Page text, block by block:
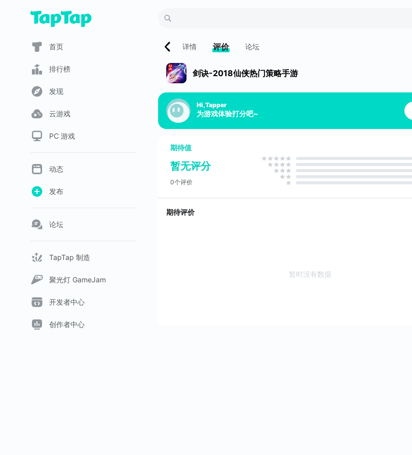
首页
排行榜
发现
云游戏
PC 游戏
动态
发布
论坛
TapTap 制造
聚光灯 GameJam
开发者中心
创作者中心
详情 评价 论坛
剑诀-2018仙侠热门策略手游
Hi,Tapper
为游戏体验打分吧~
期待值
暂无评分
0个评价
期待评价
暂时没有数据